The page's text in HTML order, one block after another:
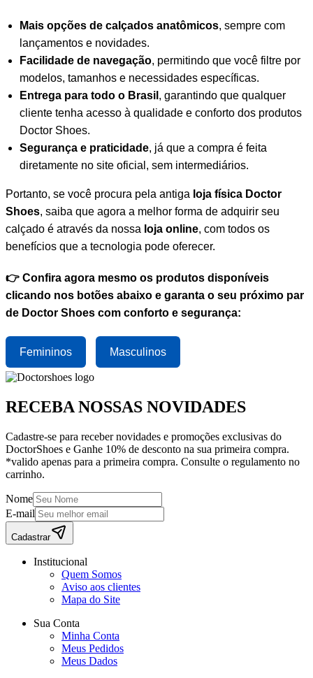
Mais opções de calçados anatômicos, sempre com
lançamentos e novidades.
Facilidade de navegação, permitindo que você filtre por
modelos, tamanhos e necessidades específicas.
Entrega para todo o Brasil , garantindo que qualquer
cliente tenha acesso à qualidade e conforto dos produtos
Doctor Shoes.
Segurança e praticidade, já que a compra é feita
diretamente no site oficial, sem intermediários.
Portanto, se você procura pela antiga loja física Doctor
Shoes, saiba que agora a melhor forma de adquirir seu
calçado é através da nossa loja online, com todos os
benefícios que a tecnologia pode oferecer.
👉 Confira agora mesmo os produtos disponíveis
clicando nos botões abaixo e garanta o seu próximo par
de Doctor Shoes com conforto e segurança:
Femininos Masculinos
RECEBA NOSSAS NOVIDADES
Cadastre-se para receber novidades e promoções exclusivas do
DoctorShoes e Ganhe 10% de desconto na sua primeira compra.
*valido apenas para a primeira compra. Consulte o regulamento no
carrinho.
Nome
E-mail
Cadastrar
Institucional
Quem Somos
Aviso aos clientes
Mapa do Site
Sua Conta
Minha Conta
Meus Pedidos
Meus Dados